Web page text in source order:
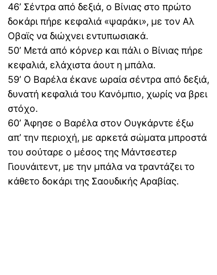
46’ Σέντρα από δεξιά, ο Βίνιας στο πρώτο
δοκάρι πήρε κεφαλιά «ψαράκι», με τον Αλ
Οβαϊς να διώχνει εντυπωσιακά.
50’ Μετά από κόρνερ και πάλι ο Βίνιας πήρε
κεφαλιά, ελάχιστα άουτ η μπάλα.
59’ Ο Βαρέλα έκανε ωραία σέντρα από δεξιά,
δυνατή κεφαλιά του Κανόμπιο, χωρίς να βρει
στόχο.
60’ Άφησε ο Βαρέλα στον Ουγκάρντε έξω
απ’ την περιοχή, με αρκετά σώματα μπροστά
του σούταρε ο μέσος της Μάντσεστερ
Γιουνάιτεντ, με την μπάλα να τραντάζει το
κάθετο δοκάρι της Σαουδικής Αραβίας.